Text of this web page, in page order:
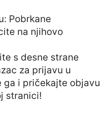
Pobrkane
na njihovo
s desne strane
za prijavu u
ga i pričekajte objavu
stranici!